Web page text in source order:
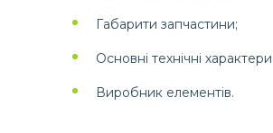
Габарити запчастини;
Основні технічні
Виробник елементів.